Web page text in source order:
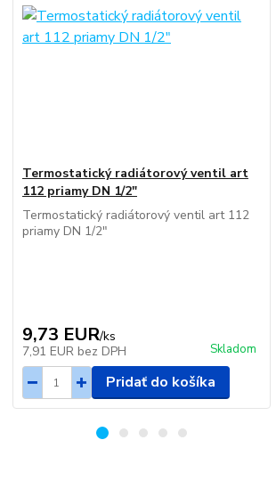
Termostatický radiátorový ventil art
112 priamy DN 1/2"
Termostatický radiátorový ventil art 112
priamy DN 1/2"
9,73 EUR/ks
7,91 EUR bez DPH Skladom
Pridať do košíka